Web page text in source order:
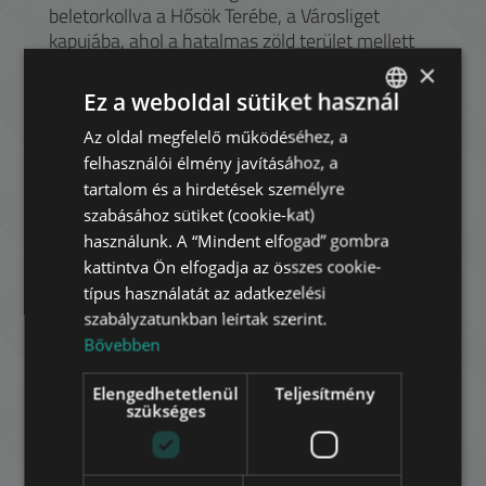
beletorkollva a Hősök Terébe, a Városliget
kapujába, ahol a hatalmas zöld terület mellett
regenerálódási lehetőséget a környéken
lakóknak.
A Deák tértől elindulva a kontinens első
földalatti vasútján (M1) utazva érintjük a
világhírű Operát, vagy akár az Oktogonnál
átszállhatunk a 4-6-os villamosvonalra is, ami
a Nagykörúton visz bennünket keresztül a fél
városon. Az Eiffel által tervezett Nyugati
Pályaudvar mellett található a Westend City
Center, Budapest egyik legnagyobb
bevásárlóközpontja (és egyben irodaház is), ami
üzletekkel, éttermekkel és mozival várja a
kikapcsolódni vágyókat. További éttermek és
kávézók sorakoznak mind az Andrássy úton,
mind a Liszt Ferenc tér hangulatos fái alatt.
FRENCH
ARABIC
×
Ez a weboldal sütiket használ
Az oldal megfelelő működéséhez, a
felhasználói élmény javításához, a
tartalom és a hirdetések személyre
szabásához sütiket (cookie-kat)
használunk. A “Mindent elfogad” gombra
kattintva Ön elfogadja az összes cookie-
típus használatát az adatkezelési
szabályzatunkban leírtak szerint.
Bővebben
Elengedhetetlenül
szükséges
Teljesítmény